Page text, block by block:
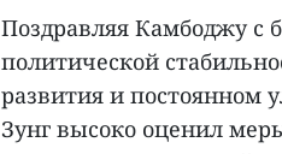
Поздравляя Камбоджу
политической
развития и постоянном
Зунг высоко оценил